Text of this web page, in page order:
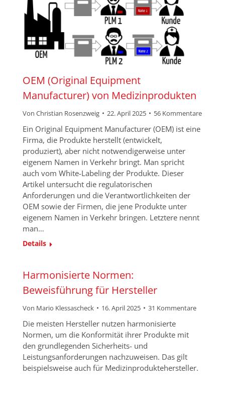
OEM (Original Equipment
Manufacturer) von Medizinprodukten
Von Christian Rosenzweig 22. April 2025 56 Kommentare
Ein Original Equipment Manufacturer (OEM) ist eine
Firma, die Produkte herstellt (entwickelt,
produziert), aber nicht notwendigerweise unter
eigenem Namen in Verkehr bringt. Man spricht
auch vom White-Labeling der Produkte. Dieser
Artikel untersucht die regulatorischen
Anforderungen und die Verantwortlichkeiten der
OEM sowie der Firmen, die jene Produkte unter
eigenem Namen in Verkehr bringen. Letztere nennt
man…
Details
Harmonisierte Normen:
Beweisführung für Hersteller
Von Mario Klessascheck 16. April 2025 31 Kommentare
Die meisten Hersteller nutzen harmonisierte
Normen, um die Konformität ihrer Produkte mit
den grundlegenden Sicherheits- und
Leistungsanforderungen nachzuweisen. Das gilt
beispielsweise auch für Medizinproduktehersteller.